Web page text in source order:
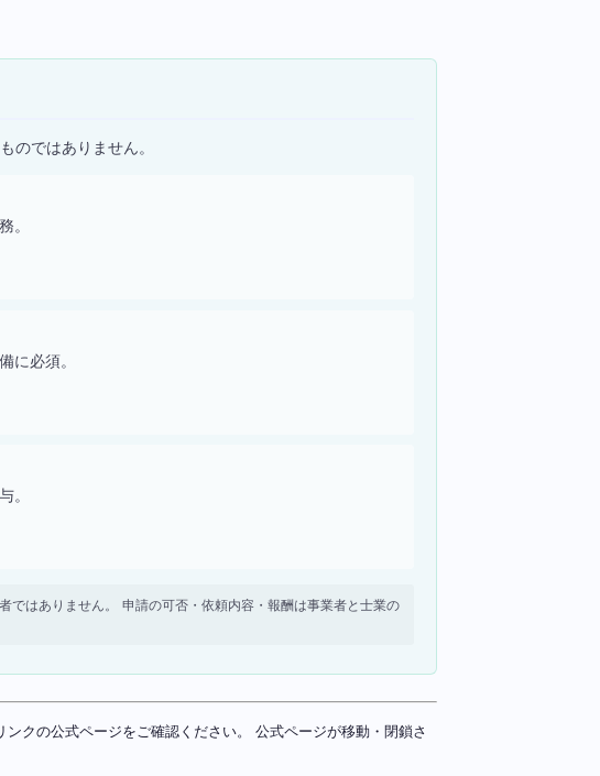
のではありません。
。
に必須。
。
はありません。 申請の可否・依頼内容・報酬は事業者と士業の
クの公式ページをご確認ください。 公式ページが移動・閉鎖さ